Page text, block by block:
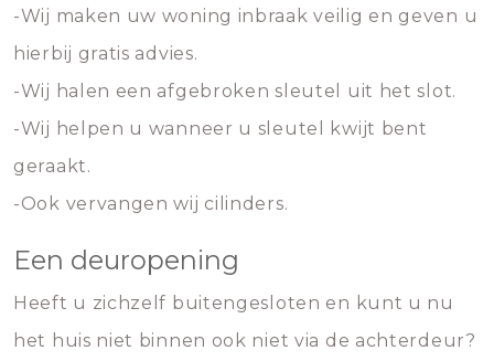
-Wij maken uw woning inbraak veilig en geven u
hierbij gratis advies.
-Wij halen een afgebroken sleutel uit het slot.
-Wij helpen u wanneer u sleutel kwijt bent
geraakt.
-Ook vervangen wij cilinders.
Een deuropening
Heeft u zichzelf buitengesloten en kunt u nu
het huis niet binnen ook niet via de achterdeur?